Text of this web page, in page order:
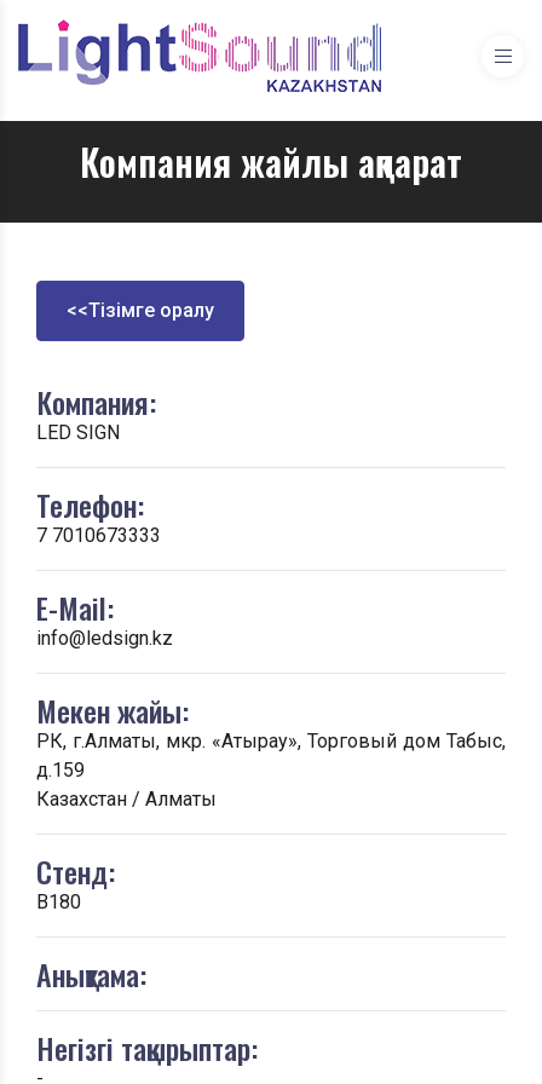
Компания жайлы ақпарат
<<Тізімге оралу
Компания:
LED SIGN
Телефон:
7 7010673333
E-Mail:
info@ledsign.kz
Мекен жайы:
РК, г.Алматы, мкр. «Атырау», Торговый дом Табыс,
д.159
Казахстан / Алматы
Стенд:
B180
Анықтама:
Негізгі тақырыптар:
-